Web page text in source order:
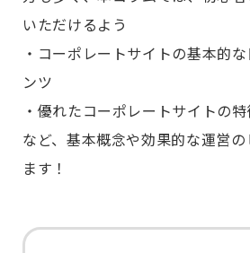
いただけるよう
・コーポレートサイトの基本的
ンツ
・優れたコーポレートサイトの
など、基本概念や効果的な運営
ます！